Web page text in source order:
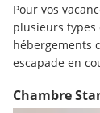
Pour vos
plusieurs types
hébergements
escapade en
Chambre